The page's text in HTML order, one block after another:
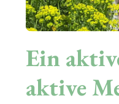
Ein
aktive